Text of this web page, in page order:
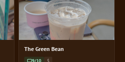
The Green Bean
9/10 $